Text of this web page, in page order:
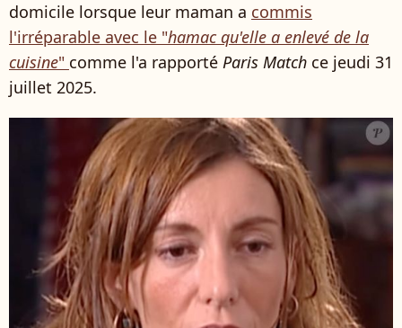
domicile lorsque leur maman a commis
l'irréparable avec le "hamac qu'elle a enlevé de la
cuisine" comme l'a rapporté Paris Match ce jeudi 31
juillet 2025.